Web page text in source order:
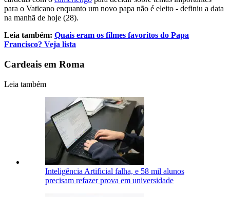
para o Vaticano enquanto um novo papa não é eleito - definiu a data
na manhã de hoje (28).
Leia também: Quais eram os filmes favoritos do Papa
Francisco? Veja lista
Cardeais em Roma
Leia também
Inteligência Artificial falha, e 58 mil alunos
precisam refazer prova em universidade